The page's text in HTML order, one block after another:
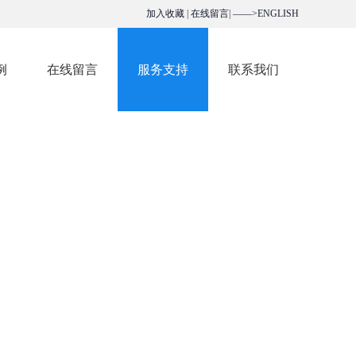
加入收藏 在线留言 ——>ENGLISH
在线留言 服务支持 联系我们